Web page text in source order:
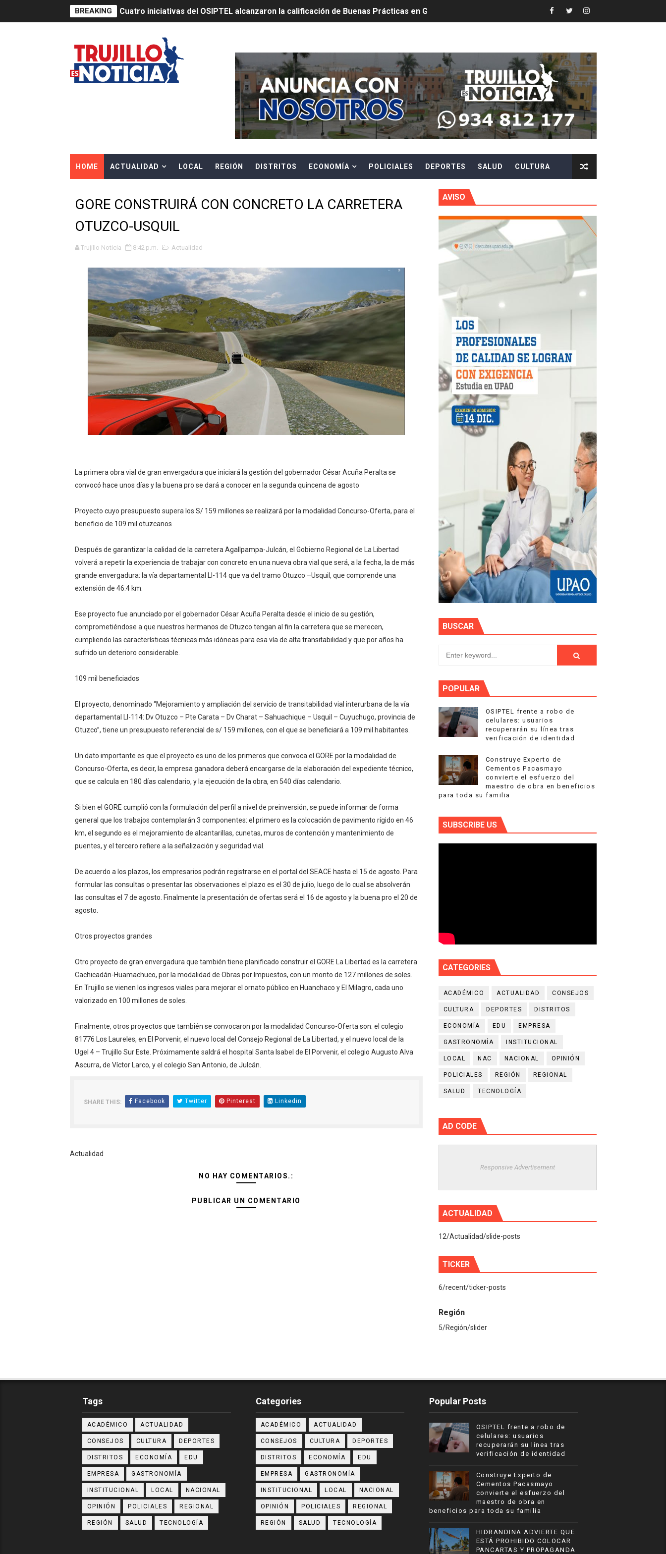
BREAKING Cuatro iniciativas del OSIPTEL alcanzaron la calificación de Buenas Prácticas en Gestión Pública 2026
HIDRANDINA ADVIERTE QUE ESTÁ PROHIBIDO COLOCAR PANCARTAS Y PROPAGANDA EN POSTES DE ENERGÍA
HIDRANDINA: ACTUALIZA TUS DATOS PARA CONOCER SOBRE CORTES PROGRAMADOS Y AGILIZAR LA ATENCIÓN ANTE PROBLEMAS ELÉCTRICOS
ADAS: QUEDAN MENOS DE 90 DÍAS PARA PROTEGER A TRUJILLO Y VIRÚ DE "EL NIÑO"
Construye Experto de Cementos Pacasmayo convierte el esfuerzo del maestro de obra en beneficios para toda su familia
IPE: Nuevo gobierno debe priorizar el impulso a la inversión privada y medidas contra fenómeno El Niño
HIDRANDINA ALERTA SOBRE FALSOS TRABAJADORES Y BRINDA RECOMENDACIONES PARA EVITAR ROBOS Y ESTAFAS
HIDRANDINA ADVIERTE SOBRE EL PELIGRO DE LOS CABLES EN DESUSO Y EXHORTA A LA CIUDADANÍA A REPORTARLOS
HASTA EL 2 DE AGOSTO TIENEN PLAZO PARA PONERSE AL DÍA EN SU RECIBO Y PARTICIPAR EN EL SORTEO DE HIDRANDINA
Caja Arequipa lanza tercera edición del concurso nacional Orgullo Emprendedor con más de S/180,000 en premios
Tres de cada cuatro atenciones del OSIPTEL estuvieron relacionadas con el servicio móvil en primer semestre de 2026
OSIPTEL: nueve de cada 10 atenciones a usuarios de La Libertad fueron sobre el servicio móvil en el primer semestre de 2026
GEANMARCO QUEZADA PRESTÓ JURAMENTO COMO DIPUTADO "POR LA PACIFICACIÓN DE LA LIBERTAD"
14 COLEGIOS DE TRUJILLO Y VIRÚ BUSCAN LA ACREDITACIÓN DEL PROGRAMA “APRENDIENDO CON ENERGÍA” DE HIDRANDINA
¿Viajas por Fiestas Patrias? Así puedes evitar pagar por telefonía, internet o televisión de paga mientras no estés en casa
JAMES PÉREZ ASEGURA QUE EN SUS PRIMEROS MESES DE GESTIÓN RECUPERARÁ LAS PISTAS DE FLORENCIA DE MORA
MÁS DE 12 MIL USUARIOS QUEDARON SIN ENERGÍA POR NO RESPETARSE LAS DISTANCIAS MÍNIMAS DE SEGURIDAD
¿Viajas por fiestas patrias? OSIPTEL recomienda verificar la cobertura móvil de tu destino con Checa tu señal
REGULARIZA TUS DEUDAS POR VIDEO GESTIÓN, ACCEDE A FACILIDADES DE PAGO Y PARTICIPA EN EL SORTEO POR FIESTAS PATRIAS DE
HIDRANDINA: POR FIESTAS PATRIAS APROVECHA LAS FACILIDADES DE PAGO PARA REGULARIZAR DEUDAS ELÉCTRICAS
La sostenibilidad es responsabilidad de todos: El 77% de peruanos reconoce posibles impactos ambientales de la minería
HOME ACTUALIDAD LOCAL REGIÓN DISTRITOS ECONOMÍA POLICIALES DEPORTES SALUD CULTURA
GORE CONSTRUIRÁ CON CONCRETO LA CARRETERA
OTUZCO-USQUIL
Trujillo Noticia 8:42 p.m. Actualidad
La primera obra vial de gran envergadura que iniciará la gestión del gobernador César Acuña Peralta se
convocó hace unos días y la buena pro se dará a conocer en la segunda quincena de agosto
Proyecto cuyo presupuesto supera los S/ 159 millones se realizará por la modalidad Concurso-Oferta, para el
beneficio de 109 mil otuzcanos
Después de garantizar la calidad de la carretera Agallpampa-Julcán, el Gobierno Regional de La Libertad
volverá a repetir la experiencia de trabajar con concreto en una nueva obra vial que será, a la fecha, la de más
grande envergadura: la vía departamental LI-114 que va del tramo Otuzco –Usquil, que comprende una
extensión de 46.4 km.
Ese proyecto fue anunciado por el gobernador César Acuña Peralta desde el inicio de su gestión,
comprometiéndose a que nuestros hermanos de Otuzco tengan al fin la carretera que se merecen,
cumpliendo las características técnicas más idóneas para esa vía de alta transitabilidad y que por años ha
sufrido un deterioro considerable.
109 mil beneficiados
El proyecto, denominado “Mejoramiento y ampliación del servicio de transitabilidad vial interurbana de la vía
departamental LI-114: Dv Otuzco – Pte Carata – Dv Charat – Sahuachique – Usquil – Cuyuchugo, provincia de
Otuzco”, tiene un presupuesto referencial de s/ 159 millones, con el que se beneficiará a 109 mil habitantes.
Un dato importante es que el proyecto es uno de los primeros que convoca el GORE por la modalidad de
Concurso-Oferta, es decir, la empresa ganadora deberá encargarse de la elaboración del expediente técnico,
que se calcula en 180 días calendario, y la ejecución de la obra, en 540 días calendario.
Si bien el GORE cumplió con la formulación del perfil a nivel de preinversión, se puede informar de forma
general que los trabajos contemplarán 3 componentes: el primero es la colocación de pavimento rígido en 46
km, el segundo es el mejoramiento de alcantarillas, cunetas, muros de contención y mantenimiento de
puentes, y el tercero refiere a la señalización y seguridad vial.
De acuerdo a los plazos, los empresarios podrán registrarse en el portal del SEACE hasta el 15 de agosto. Para
formular las consultas o presentar las observaciones el plazo es el 30 de julio, luego de lo cual se absolverán
las consultas el 7 de agosto. Finalmente la presentación de ofertas será el 16 de agosto y la buena pro el 20 de
agosto.
Otros proyectos grandes
Otro proyecto de gran envergadura que también tiene planificado construir el GORE La Libertad es la carretera
Cachicadán-Huamachuco, por la modalidad de Obras por Impuestos, con un monto de 127 millones de soles.
En Trujillo se vienen los ingresos viales para mejorar el ornato público en Huanchaco y El Milagro, cada uno
valorizado en 100 millones de soles.
Finalmente, otros proyectos que también se convocaron por la modalidad Concurso-Oferta son: el colegio
81776 Los Laureles, en El Porvenir, el nuevo local del Consejo Regional de La Libertad, y el nuevo local de la
Ugel 4 – Trujillo Sur Este. Próximamente saldrá el hospital Santa Isabel de El Porvenir, el colegio Augusto Alva
Ascurra, de Víctor Larco, y el colegio San Antonio, de Julcán.
SHARE THIS: Facebook Twitter Pinterest Linkedin
Actualidad
NO HAY COMENTARIOS.:
PUBLICAR UN COMENTARIO
AVISO
BUSCAR
POPULAR
OSIPTEL frente a robo de
celulares: usuarios
recuperarán su línea tras
verificación de identidad
Construye Experto de
Cementos Pacasmayo
convierte el esfuerzo del
maestro de obra en beneficios
para toda su familia
SUBSCRIBE US
CATEGORIES
ACADÉMICO ACTUALIDAD CONSEJOS
CULTURA DEPORTES DISTRITOS
ECONOMÍA EDU EMPRESA
GASTRONOMÍA INSTITUCIONAL
LOCAL NAC NACIONAL OPINIÓN
POLICIALES REGIÓN REGIONAL
SALUD TECNOLOGÍA
AD CODE
Responsive Advertisement
ACTUALIDAD
12/Actualidad/slide-posts
TICKER
6/recent/ticker-posts
Región
5/Región/slider
Tags
ACADÉMICO ACTUALIDAD
CONSEJOS CULTURA DEPORTES
DISTRITOS ECONOMÍA EDU
EMPRESA GASTRONOMÍA
INSTITUCIONAL LOCAL NACIONAL
OPINIÓN POLICIALES REGIONAL
REGIÓN SALUD TECNOLOGÍA
Categories
ACADÉMICO ACTUALIDAD
CONSEJOS CULTURA DEPORTES
DISTRITOS ECONOMÍA EDU
EMPRESA GASTRONOMÍA
INSTITUCIONAL LOCAL NACIONAL
OPINIÓN POLICIALES REGIONAL
REGIÓN SALUD TECNOLOGÍA
Popular Posts
OSIPTEL frente a robo de
celulares: usuarios
recuperarán su línea tras
verificación de identidad
Construye Experto de
Cementos Pacasmayo
convierte el esfuerzo del
maestro de obra en
beneficios para toda su familia
HIDRANDINA ADVIERTE QUE
ESTÁ PROHIBIDO COLOCAR
PANCARTAS Y PROPAGANDA